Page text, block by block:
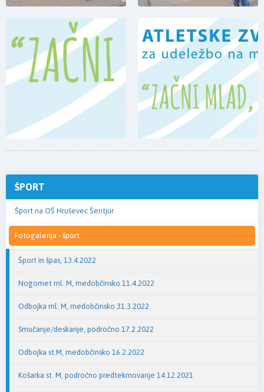
ŠPORT
Šport na OŠ Hruševec Šentjur
Fotogalerija - šport
Šport in špas, 13.4.2022
Nogomet ml. M, medobčinsko 11.4.2022
Odbojka ml. M, medobčinsko 31.3.2022
Smučanje/deskanje, področno 17.2.2022
Odbojka st.M, medobčinsko 16.2.2022
Košarka st. M, področno predtekmovanje 14.12.2021